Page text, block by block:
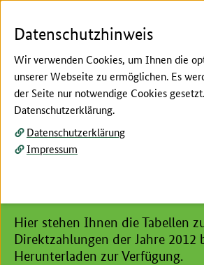
Hier beginnt der Hauptinhalt dieser Seite
Nationale
Nationale Umsetzung der
Hier stehen Ihnen die Tabellen
Direktzahlungen der Jahre 2012
Herunterladen zur Verfügung.
Datenschutzhinweis
Wir verwenden Cookies, um Ihnen die
unserer Webseite zu ermöglichen. Es
der Seite nur notwendige Cookies
Datenschutzerklärung.
Datenschutzerklärung
Impressum